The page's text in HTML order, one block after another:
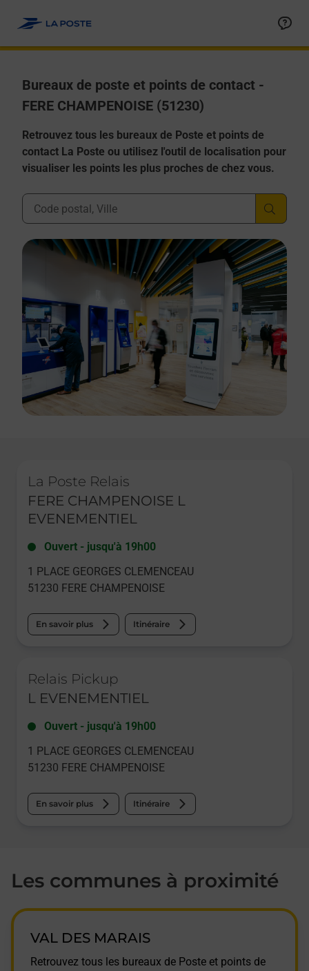
Bureaux de poste et points de contact -
FERE CHAMPENOISE (51230)
Retrouvez tous les bureaux de Poste et points de
contact La Poste ou utilisez l'outil de localisation pour
visualiser les points les plus proches de chez vous.
Ville, Département, Code Postal
La Poste Relais
FERE CHAMPENOISE L
EVENEMENTIEL
Ouvert - jusqu'à 19h00
1 PLACE GEORGES CLEMENCEAU
51230 FERE CHAMPENOISE
En savoir plus Itinéraire
Relais Pickup
L EVENEMENTIEL
Ouvert - jusqu'à 19h00
1 PLACE GEORGES CLEMENCEAU
51230 FERE CHAMPENOISE
En savoir plus Itinéraire
Les communes à proximité
VAL DES MARAIS
Retrouvez tous les bureaux de Poste et points de